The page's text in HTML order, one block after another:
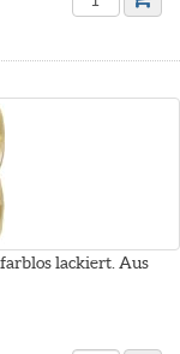
lackiert. Aus